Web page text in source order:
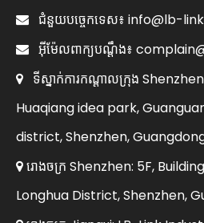
 ជំនួយបច្ចេកទេស៖ info@lb-
 អ៊ីម៉ែលពាក្យបណ្តឹង៖
 ទីស្នាក់ការកណ្តាលក្រុង Shenzhen:
Huaqiang idea park,
district, Shenzhen,
 រោងចក្រ Shenzhen: 5F,
Longhua District, Shenzhen,